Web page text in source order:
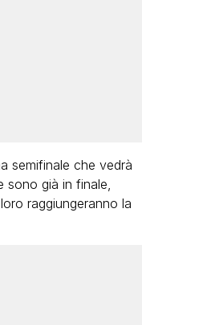
semifinale che vedrà
sono già in finale,
raggiungeranno la